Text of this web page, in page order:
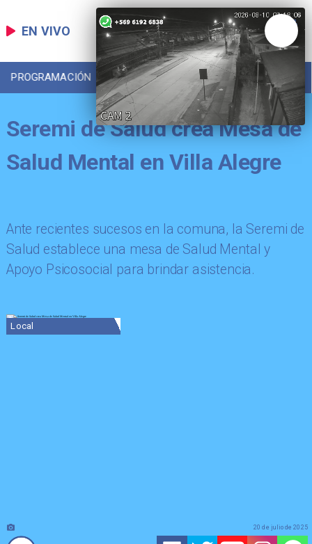
EN VIVO
PROGRAMACIÓN LOCAL DEPORTES
Seremi de Salud crea Mesa de
Salud Mental en Villa Alegre
Ante recientes sucesos en la comuna, la Seremi de
Salud establece una mesa de Salud Mental y
Apoyo Psicosocial para brindar asistencia.
Local
20 de julio de 2025